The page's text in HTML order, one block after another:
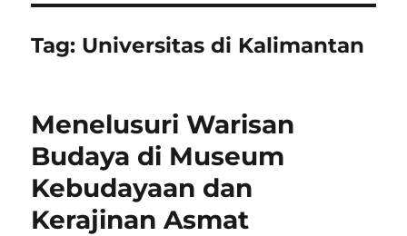
Tag: Universitas di Kalimantan
Menelusuri Warisan
Budaya di Museum
Kebudayaan dan
Kerajinan Asmat